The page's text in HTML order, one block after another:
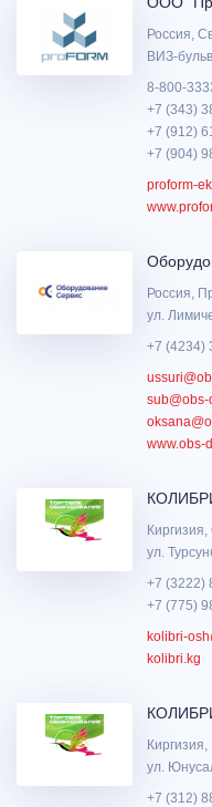
Россия,
ВИЗ-
8-800-
+7 (343)
+7 (912)
+7 (904)
proform-
Россия,
ул.
+7 (4234)
sub@obs-
www.obs-
ул.
+7 (3222)
+7 (775)
kolibri-
kolibri.kg
ул.
+7 (312)